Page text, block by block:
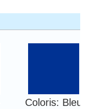
Coloris: Bleu